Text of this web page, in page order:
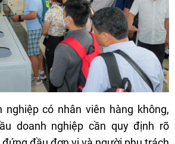
nghiệp có nhân viên hàng không,
doanh nghiệp cần quy định rõ